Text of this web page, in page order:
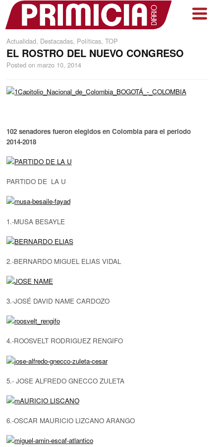
Actualidad, Destacadas, Políticas, TOP
EL ROSTRO DEL NUEVO CONGRESO
Posted on marzo 10, 2014
102 senadores fueron elegidos en Colombia para el periodo
2014-2018
PARTIDO DE LA U
1.-MUSA BESAYLE
2.-BERNARDO MIGUEL ELIAS VIDAL
3.-JOSÉ DAVID NAME CARDOZO
4.-ROOSVELT RODRIGUEZ RENGIFO
5.- JOSE ALFREDO GNECCO ZULETA
6.-OSCAR MAURICIO LIZCANO ARANGO